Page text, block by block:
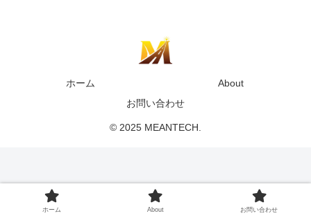
ホーム
About
お問い合わせ
© 2025 MEANTECH.
ホーム About お問い合わせ